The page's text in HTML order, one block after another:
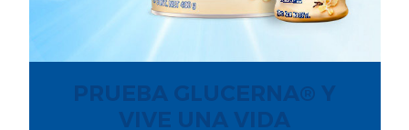
PRUEBA GLUCERNA® Y
VIVE UNA VIDA